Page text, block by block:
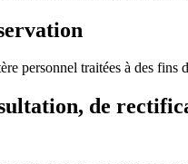
personnel traitées à des
de